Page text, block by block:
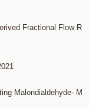
Fractional Flow R
Malondialdehyde- M